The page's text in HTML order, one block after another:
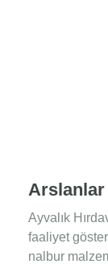
Ayvalık
faaliyet
nalbur